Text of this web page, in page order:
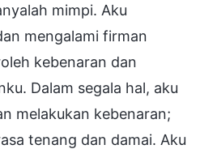
mimpi. Aku
mengalami firman
kebenaran dan
Dalam segala hal, aku
melakukan kebenaran;
tenang dan damai. Aku